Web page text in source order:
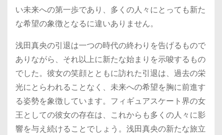
い未来への第一歩であり、多くの人々にとっても新た
な希望の象徴となるに違いありません。
浅田真央の引退は一つの時代の終わりを告げるもので
ありながら、それ以上に新たな始まりを示唆するもの
でした。彼女の笑顔とともに訪れた引退は、過去の栄
光にとらわれることなく、未来への希望を胸に前進す
る姿勢を象徴しています。フィギュアスケート界の女
王としての彼女の存在は、これからも多くの人々に影
響を与え続けることでしょう。浅田真央の新たな旅立